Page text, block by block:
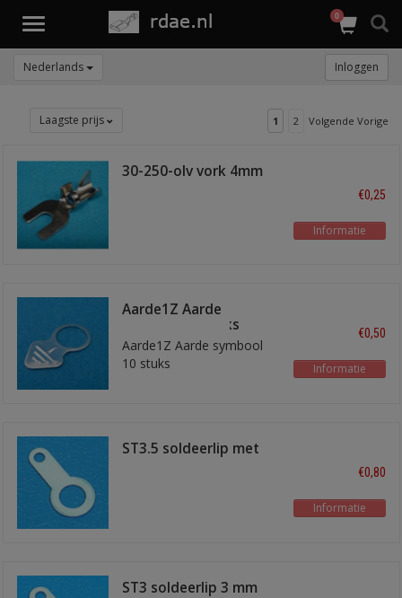
Toggle
0
Nederlands Inloggen
Laagste prijs 1 2 Volgende Vorige
30-250-olv vork 4mm
€0,25
Informatie
Aarde1Z Aarde
symbool 10 stuks
Aarde1Z Aarde symbool
10 stuks
€0,50
Informatie
ST3.5 soldeerlip met
€0,80
Informatie
ST3 soldeerlip 3 mm